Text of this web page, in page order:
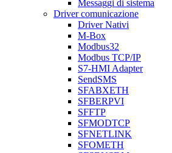
Messaggi di sistema
Driver comunicazione
Driver Nativi
M-Box
Modbus32
Modbus TCP/IP
S7-HMI Adapter
SendSMS
SFABXETH
SFBERPVI
SFFTP
SFMODTCP
SFNETLINK
SFOMETH